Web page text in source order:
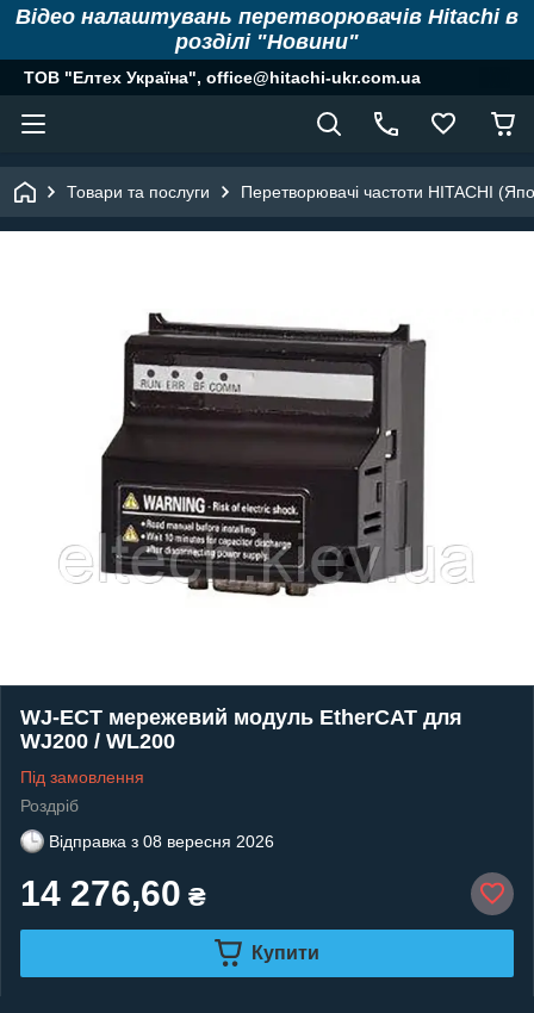
Відео налаштувань перетворювачів Hitachi в
розділі "Новини"
ТОВ "Елтех Україна", office@hitachi-ukr.com.ua
Товари та послуги Перетворювачі частоти HITACHI
WJ-ECT мережевий модуль EtherCAT для
WJ200 / WL200
Під замовлення
Роздріб
Відправка з 08 вересня 2026
14 276,60 ₴
Купити